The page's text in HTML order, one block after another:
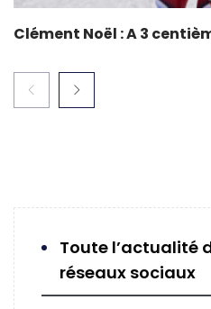
Clément Noël : A 3
Toute l’actualité
réseaux sociaux